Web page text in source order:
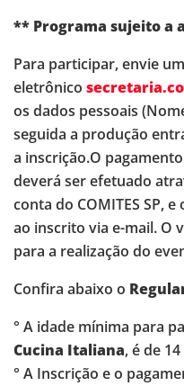
** Programa sujeito a
Para participar, envie
eletrônico
os dados pessoais
seguida a produção
a inscrição.O
deverá ser efetuado
conta do COMITES SP,
ao inscrito via e-mail. O
para a realização do
Confira abaixo o
° A idade mínima para
Cucina Italiana, é de
° A Inscrição e o